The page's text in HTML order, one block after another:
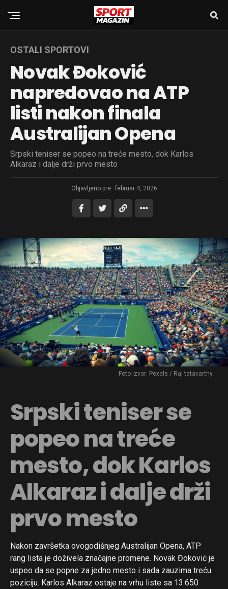
OSTALI SPORTOVI
Novak Đoković
napredovao na ATP
listi nakon finala
Australijan Opena
Srpski teniser se popeo na treće mesto, dok Karlos
Alkaraz i dalje drži prvo mesto
Objavljeno pre: februar 4, 2026
Foto Izvor: Pexels / Raj tatavarthy
Srpski teniser se
popeo na treće
mesto, dok Karlos
Alkaraz i dalje drži
prvo mesto
Nakon završetka ovogodišnjeg Australijan Opena, ATP
rang lista je doživela značajne promene. Novak Đoković je
uspeo da se popne za jedno mesto i sada zauzima treću
poziciju. Karlos Alkaraz ostaje na vrhu liste sa 13.650